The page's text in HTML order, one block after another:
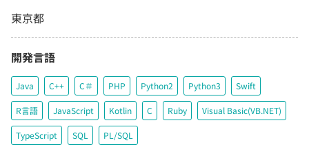
東京都
開発言語
Java C++ C＃ PHP Python2 Python3 Swift
R言語 JavaScript Kotlin C Ruby Visual Basic(VB.NET)
TypeScript SQL PL/SQL